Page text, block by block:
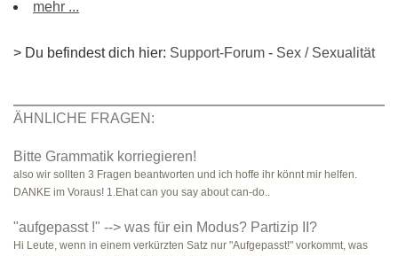
mehr ...
> Du befindest dich hier: Support-Forum - Sex / Sexualität
ÄHNLICHE FRAGEN:
Bitte Grammatik korriegieren!
also wir sollten 3 Fragen beantworten und ich hoffe ihr könnt mir helfen.
DANKE im Voraus! 1.Ehat can you say about can-do..
"aufgepasst !" --> was für ein Modus? Partizip II?
Hi Leute, wenn in einem verkürzten Satz nur "Aufgepasst!" vorkommt, was